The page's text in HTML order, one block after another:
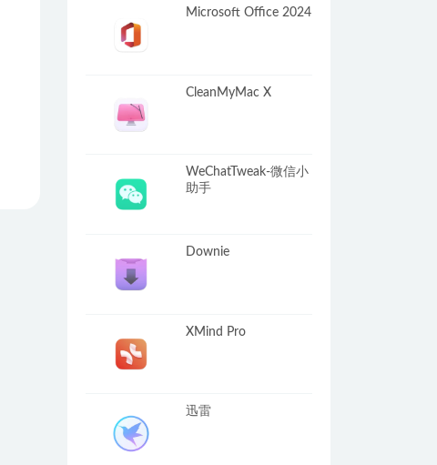
Microsoft Office 2024
CleanMyMac X
WeChatTweak-微信小
助手
Downie
XMind Pro
迅雷